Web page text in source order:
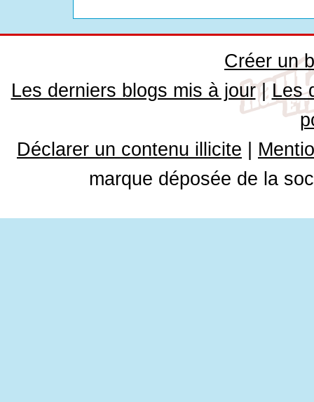
Créer un
Les derniers blogs mis à jour| Les
Déclarer un contenu illicite
marque déposée de la